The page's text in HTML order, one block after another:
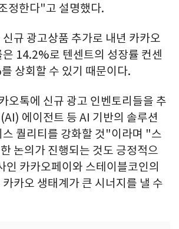
정한다"고 설명했다.
규 광고상품 추가로 내년 카카오
14.2%로 텐센트의 성장률 컨센
상회할 수 있기 때문이다.
오톡에 신규 광고 인벤토리들을 추
에이전트 등 AI 기반의 솔루션
스 퀄리티를 강화할 것"이라며 "스
논의가 진행되는 것도 긍정적으
인 카카오페이와 스테이블코인의
카오 생태계가 큰 시너지를 낼 수